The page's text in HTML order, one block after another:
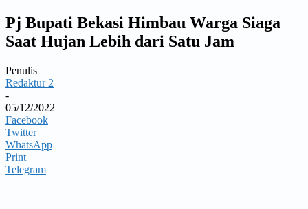
Pj Bupati Bekasi Himbau Warga Siaga
Saat Hujan Lebih dari Satu Jam
Penulis
Redaktur 2
-
05/12/2022
Facebook
Twitter
WhatsApp
Print
Telegram